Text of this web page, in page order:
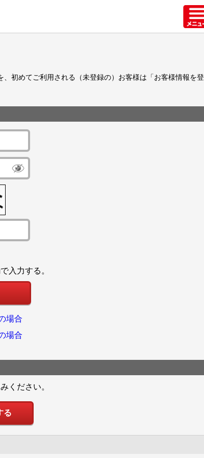
初めてご利用される（未登録の）お客様は「お客様情報を登
入力する。
場合
場合
ください。
る